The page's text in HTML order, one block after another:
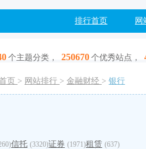
排行首页 网
个主题分类， 250670 个优秀站点，
页 > 网站排行 > 金融财经 > 银行
信托 (3320)证券 (1971)租赁 (637)